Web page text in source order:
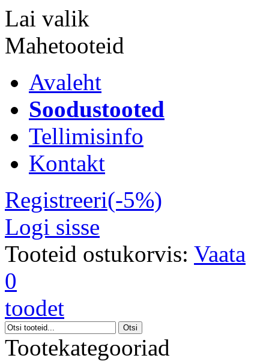
Lai valik
Mahetooteid
Avaleht
Soodustooted
Tellimisinfo
Kontakt
Registreeri(-5%)
Logi sisse
Tooteid ostukorvis: Vaata
0
toodet
Tootekategooriad